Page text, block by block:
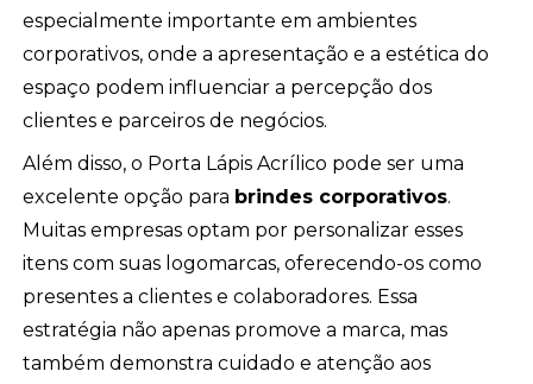
especialmente importante em ambientes
corporativos, onde a apresentação e a estética do
espaço podem influenciar a percepção dos
clientes e parceiros de negócios.
Além disso, o Porta Lápis Acrílico pode ser uma
excelente opção para brindes corporativos.
Muitas empresas optam por personalizar esses
itens com suas logomarcas, oferecendo-os como
presentes a clientes e colaboradores. Essa
estratégia não apenas promove a marca, mas
também demonstra cuidado e atenção aos